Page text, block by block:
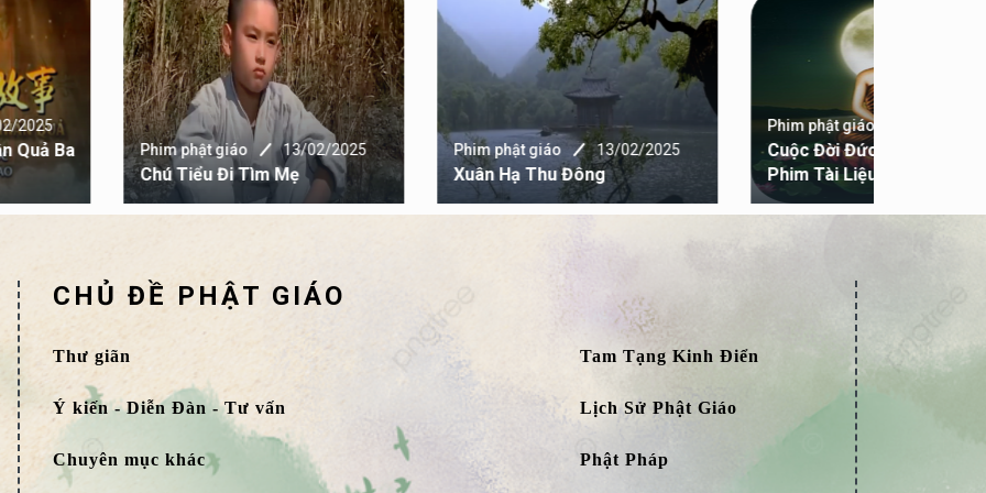
phật giáo 13/02/2025
Tiểu Đi Tìm Mẹ
Phim phật giáo 13/02/2025
Xuân Hạ Thu Đông
Phim phật giáo 13/02/2025
Cuộc Đời Đức Phật Thích Ca -
Phim Tài Liệu BBC Lồng Tiếng
CHỦ ĐỀ PHẬT GIÁO
Thư giãn
Ý kiến - Diễn Đàn - Tư vấn
Chuyên mục khác
Tam Tạng Kinh Điển
Lịch Sử Phật Giáo
Phật Pháp